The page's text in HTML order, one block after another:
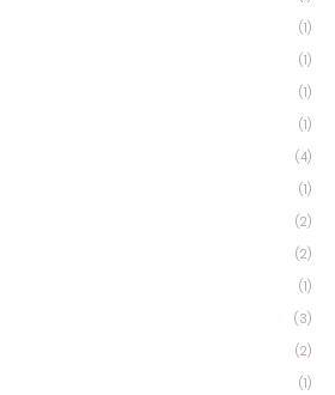
(1)
(1)
(1)
(1)
(4)
(1)
(2)
(2)
(1)
(3)
(2)
(1)